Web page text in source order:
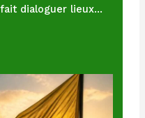
dialoguer lieux…